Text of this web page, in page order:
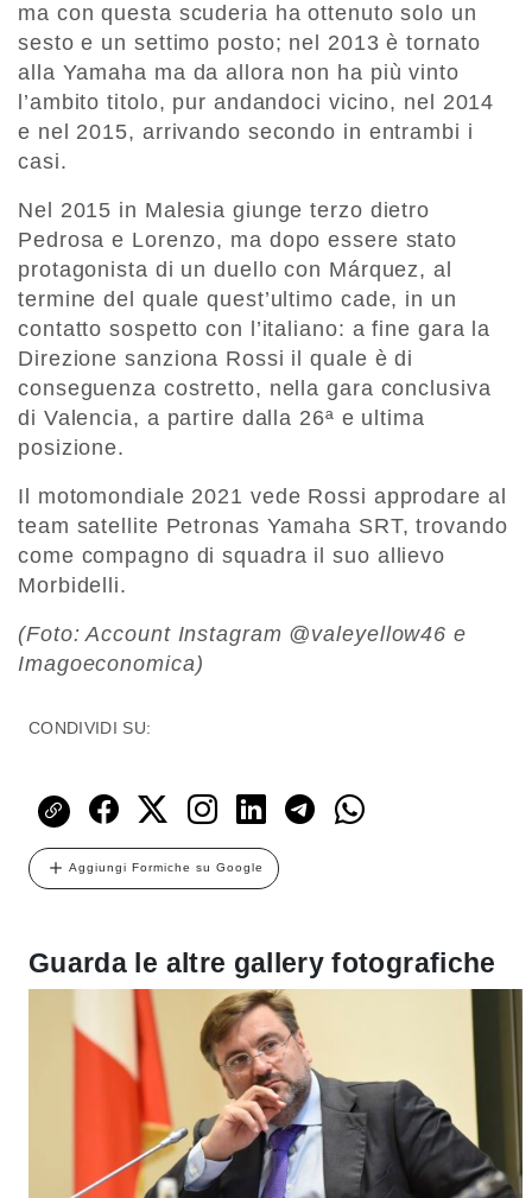
ma con questa scuderia ha ottenuto solo un
sesto e un settimo posto; nel 2013 è tornato
alla Yamaha ma da allora non ha più vinto
l’ambito titolo, pur andandoci vicino, nel 2014
e nel 2015, arrivando secondo in entrambi i
casi.
Nel 2015 in Malesia giunge terzo dietro
Pedrosa e Lorenzo, ma dopo essere stato
protagonista di un duello con Márquez, al
termine del quale quest’ultimo cade, in un
contatto sospetto con l’italiano: a fine gara la
Direzione sanziona Rossi il quale è di
conseguenza costretto, nella gara conclusiva
di Valencia, a partire dalla 26ª e ultima
posizione.
Il motomondiale 2021 vede Rossi approdare al
team satellite Petronas Yamaha SRT, trovando
come compagno di squadra il suo allievo
Morbidelli.
(Foto: Account Instagram @valeyellow46 e
Imagoeconomica)
CONDIVIDI SU:
Aggiungi Formiche su Google
Guarda le altre gallery fotografiche